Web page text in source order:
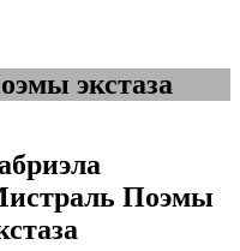
экстаза
Поэмы